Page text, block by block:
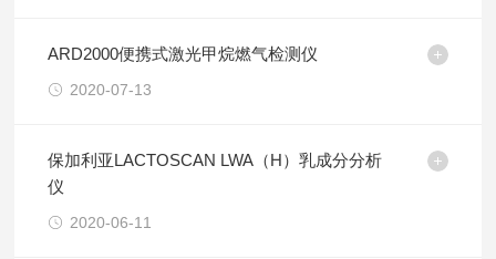
ARD2000便携式激光甲烷燃气检测仪
2020-07-13
保加利亚LACTOSCAN LWA（H）乳成分分析
仪
2020-06-11